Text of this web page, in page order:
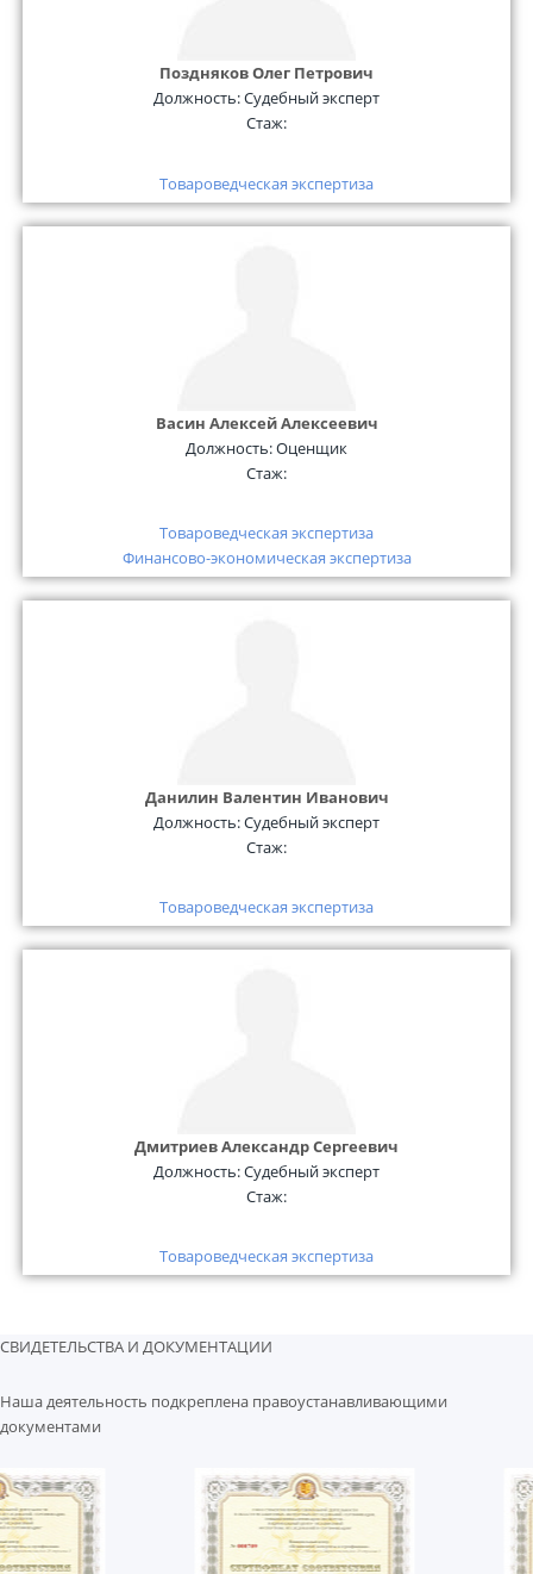
Поздняков Олег Петрович
Должность:Судебный эксперт
Стаж:
Товароведческая экспертиза
Васин Алексей Алексеевич
Должность:Оценщик
Стаж:
Товароведческая экспертиза
Финансово-экономическая экспертиза
Данилин Валентин Иванович
Должность:Судебный эксперт
Стаж:
Товароведческая экспертиза
Дмитриев Александр Сергеевич
Должность:Судебный эксперт
Стаж:
Товароведческая экспертиза
СВИДЕТЕЛЬСТВА И ДОКУМЕНТАЦИИ
Наша деятельность подкреплена правоустанавливающими
документами